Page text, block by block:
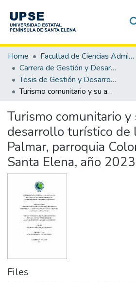
Communities & Collections
All of DSpace
Statistics
Home
Facultad de Ciencias Administrativas
Carrera de Gestión y Desarrollo Turístico
Tesis de Gestión y Desarrollo Turístico
Turismo comunitario y su aporte al desarrollo turístico de la comuna Palmar, parroquia Colonche, cantón Santa Elena, año 2023
Turismo comunitario
desarrollo turístico de
Palmar, parroquia
Santa Elena, año 2023
Files